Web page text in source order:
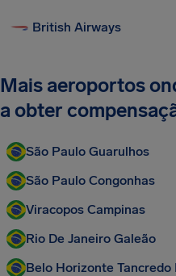
British Airways
Mais aeroportos
a obter
São Paulo Guarulhos
São Paulo Congonhas
Viracopos Campinas
Rio De Janeiro Galeão
Belo Horizonte Tancredo